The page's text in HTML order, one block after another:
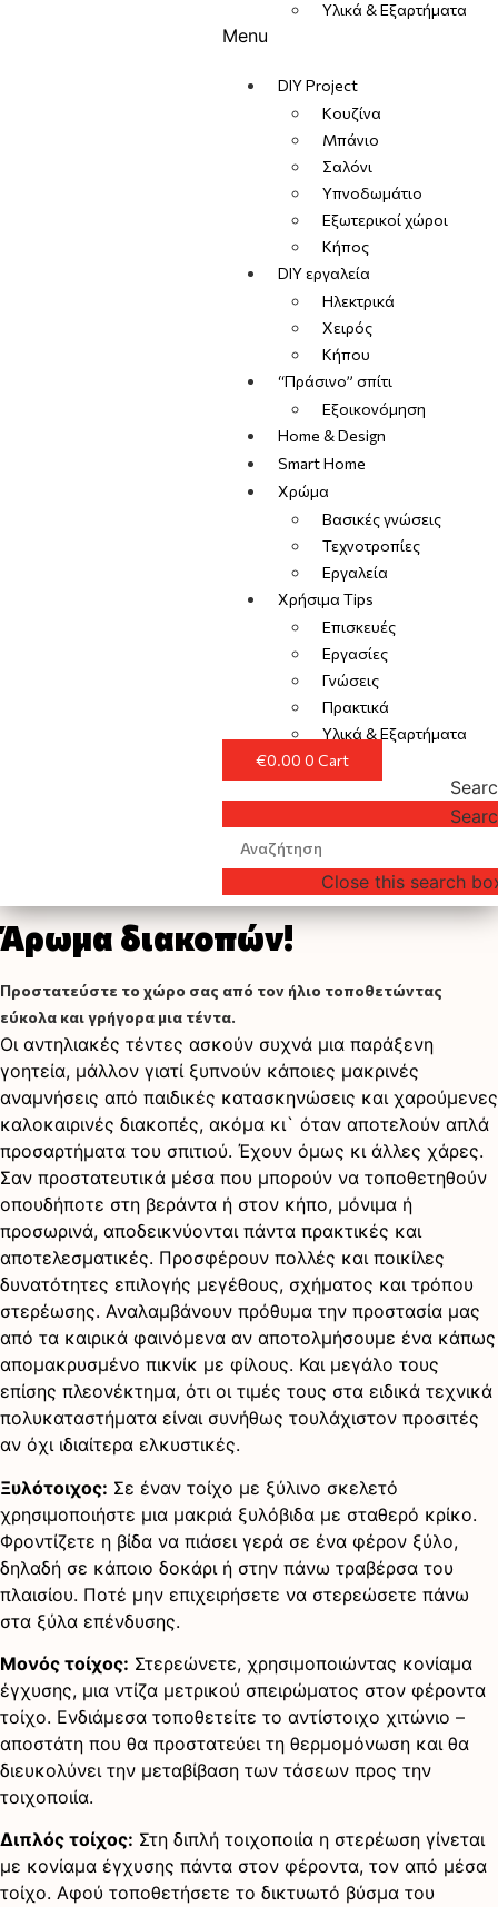
Υλικά & Εξαρτήματα
Menu
DIY Project
Κουζίνα
Μπάνιο
Σαλόνι
Υπνοδωμάτιο
Εξωτερικοί χώροι
Κήπος
DIY εργαλεία
Ηλεκτρικά
Χειρός
Κήπου
“Πράσινο” σπίτι
Εξοικονόμηση
Home & Design
Smart Home
Χρώμα
Βασικές γνώσεις
Τεχνοτροπίες
Εργαλεία
Χρήσιμα Tips
Επισκευές
Εργασίες
Γνώσεις
Πρακτικά
Υλικά & Εξαρτήματα
€0.00 0 Cart
Close this search
Άρωμα διακοπών!
Προστατεύστε το χώρο σας από τον ήλιο τοποθετώντας
εύκολα και γρήγορα μια τέντα.
Οι αντηλιακές τέντες ασκούν συχνά μια παράξενη
γοητεία, μάλλον γιατί ξυπνούν κάποιες μακρινές
αναμνήσεις από παιδικές κατασκηνώσεις και χαρούμενες
καλοκαιρινές διακοπές, ακόμα κι` όταν αποτελούν απλά
προσαρτήματα του σπιτιού. Έχουν όμως κι άλλες χάρες.
Σαν προστατευτικά μέσα που μπορούν να τοποθετηθούν
οπουδήποτε στη βεράντα ή στον κήπο, μόνιμα ή
προσωρινά, αποδεικνύονται πάντα πρακτικές και
αποτελεσματικές. Προσφέρουν πολλές και ποικίλες
δυνατότητες επιλογής μεγέθους, σχήματος και τρόπου
στερέωσης. Αναλαμβάνουν πρόθυμα την προστασία μας
από τα καιρικά φαινόμενα αν αποτολμήσουμε ένα κάπως
απομακρυσμένο πικνίκ με φίλους. Και μεγάλο τους
επίσης πλεονέκτημα, ότι οι τιμές τους στα ειδικά τεχνικά
πολυκαταστήματα είναι συνήθως τουλάχιστον προσιτές
αν όχι ιδιαίτερα ελκυστικές.
Ξυλότοιχος: Σε έναν τοίχο με ξύλινο σκελετό
χρησιμοποιήστε μια μακριά ξυλόβιδα με σταθερό κρίκο.
Φροντίζετε η βίδα να πιάσει γερά σε ένα φέρον ξύλο,
δηλαδή σε κάποιο δοκάρι ή στην πάνω τραβέρσα του
πλαισίου. Ποτέ μην επιχειρήσετε να στερεώσετε πάνω
στα ξύλα επένδυσης.
Μονός τοίχος: Στερεώνετε, χρησιμοποιώντας κονίαμα
έγχυσης, μια ντίζα μετρικού σπειρώματος στον φέροντα
τοίχο. Ενδιάμεσα τοποθετείτε το αντίστοιχο χιτώνιο –
αποστάτη που θα προστατεύει τη θερμομόνωση και θα
διευκολύνει την μεταβίβαση των τάσεων προς την
τοιχοποιία.
Διπλός τοίχος: Στη διπλή τοιχοποιία η στερέωση γίνεται
με κονίαμα έγχυσης πάντα στον φέροντα, τον από μέσα
τοίχο. Αφού τοποθετήσετε το δικτυωτό βύσμα του